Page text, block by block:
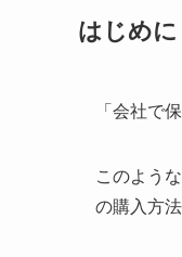
はじめに
「会社で
このよう
の購入方